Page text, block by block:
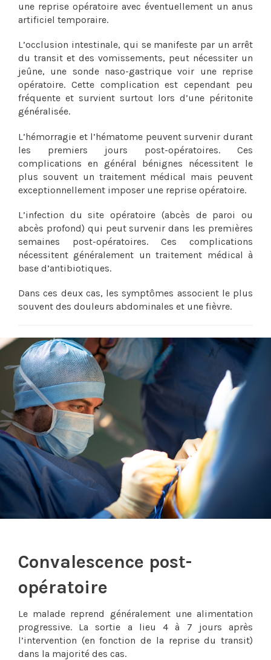
une reprise opératoire avec éventuellement un anus
artificiel temporaire.
L’occlusion intestinale, qui se manifeste par un arrêt
du transit et des vomissements, peut nécessiter un
jeûne, une sonde naso-gastrique voir une reprise
opératoire. Cette complication est cependant peu
fréquente et survient surtout lors d’une péritonite
généralisée.
L’hémorragie et l’hématome peuvent survenir durant
les premiers jours post-opératoires. Ces
complications en général bénignes nécessitent le
plus souvent un traitement médical mais peuvent
exceptionnellement imposer une reprise opératoire.
L’infection du site opératoire (abcès de paroi ou
abcès profond) qui peut survenir dans les premières
semaines post-opératoires. Ces complications
nécessitent généralement un traitement médical à
base d’antibiotiques.
Dans ces deux cas, les symptômes associent le plus
souvent des douleurs abdominales et une fièvre.
Convalescence post-
opératoire
Le malade reprend généralement une alimentation
progressive. La sortie a lieu 4 à 7 jours après
l’intervention (en fonction de la reprise du transit)
dans la majorité des cas.